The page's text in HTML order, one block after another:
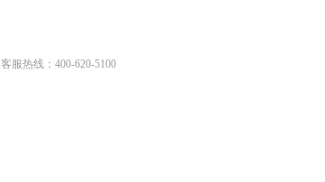
客服热线：400-620-5100